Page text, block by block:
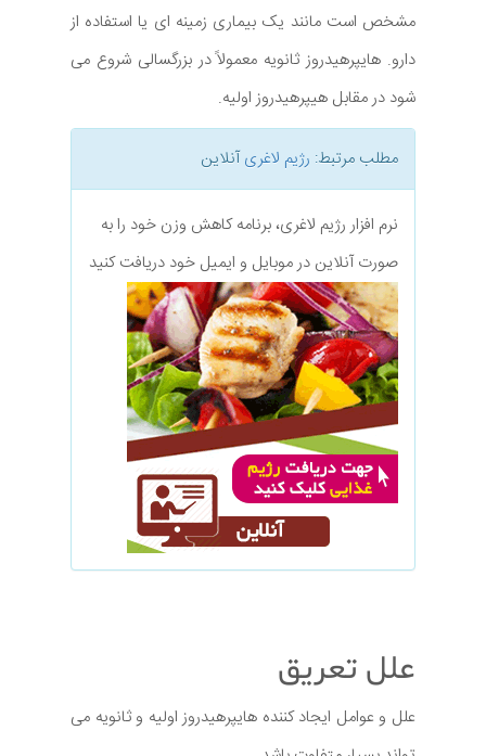
مشخص است مانند یک بیماری زمینه ای یا استفاده از
دارو. هایپرهیدروز ثانویه معمولاً در بزرگسالی شروع می
شود در مقابل هیپرهیدروز اولیه.
مطلب مرتبط: رژیم لاغریآنلاین
نرم افزار رژیم لاغری، برنامه کاهش وزن خود را به
صورت آنلاین در موبایل و ایمیل خود دریافت کنید
علل تعریق
علل و عوامل ایجاد کننده هایپرهیدروز اولیه و ثانویه می